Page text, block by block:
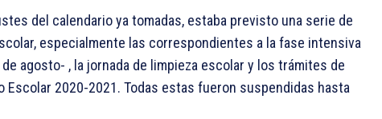
del calendario ya tomadas, estaba previsto una serie de
especialmente las correspondientes a la fase intensiva
agosto- , la jornada de limpieza escolar y los trámites de
2020-2021. Todas estas fueron suspendidas hasta